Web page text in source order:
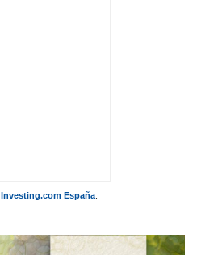
Investing.com España